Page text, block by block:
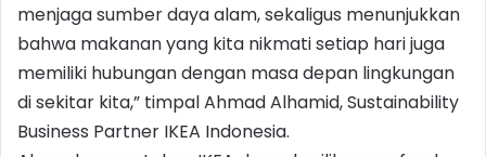
menjaga sumber daya alam, sekaligus menunjukkan
bahwa makanan yang kita nikmati setiap hari juga
memiliki hubungan dengan masa depan lingkungan
di sekitar kita,” timpal Ahmad Alhamid, Sustainability
Business Partner IKEA Indonesia.